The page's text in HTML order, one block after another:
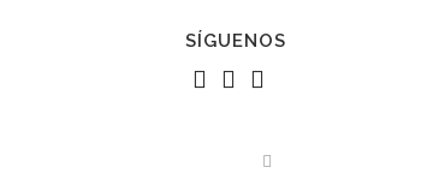
SÍGUENOS